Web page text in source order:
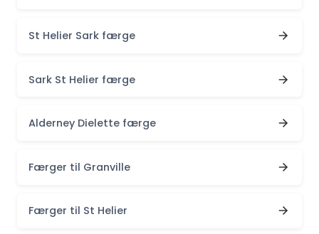
St Helier Sark færge
Sark St Helier færge
Alderney Dielette færge
Færger til Granville
Færger til St Helier